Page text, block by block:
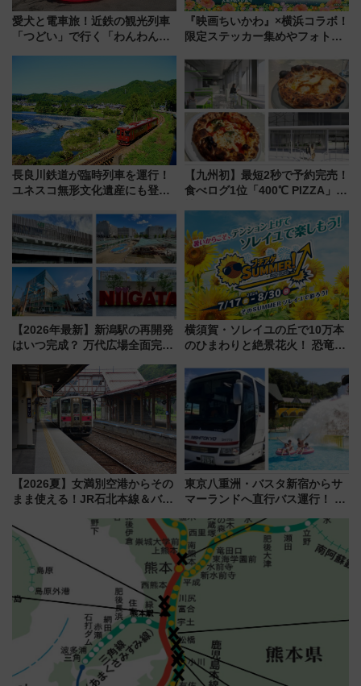
愛犬と電車旅！近鉄の観光列車
「つどい」で行く「わんわん列
『映画ちいかわ』×横浜コラボ！
限定ステッカー集めやフォトス
いを満喫しよう（花火鑑賞会応
募は7/12まで！）
長良川鉄道が臨時列車を運行！
ユネスコ無形文化遺産にも登録
に 乗車には予約が必要
【九州初】最短2秒で予約完売！
食べログ1位「400℃ PIZZA」が
プン。もつ鍋風など限定メニュ
ーも
【2026年最新】新潟駅の再開発
はいつ完成？ 万代広場全面完成
開発、バスタ新潟構想まで徹底
解説！
横須賀・ソレイユの丘で10万本
のひまわりと絶景花火！ 恐竜や
帰りお出かけ最新情報（2026年
7月17日～開催）
【2026夏】女満別空港からその
まま使える！JR石北本線＆バス
ーパス」でおトクに道東観光
（8/3発売）
東京八重洲・バスタ新宿からサ
マーランドへ直行バス運行！ お
推し活を楽しもう！（2026年
8/1～31）